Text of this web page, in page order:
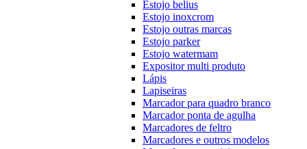
Estojo belius
Estojo inoxcrom
Estojo outras marcas
Estojo parker
Estojo watermam
Expositor multi produto
Lápis
Lapiseiras
Marcador para quadro branco
Marcador ponta de agulha
Marcadores de feltro
Marcadores e outros modelos